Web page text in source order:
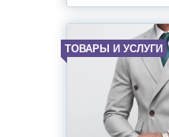
ТОВАРЫ И УСЛУГИ